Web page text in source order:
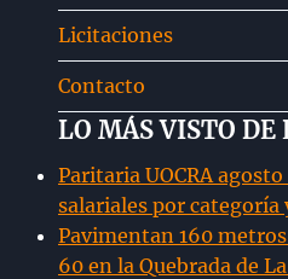
Licitaciones
Contacto
LO MÁS VISTO DE
Paritaria UOCRA
salariales por categoría
Pavimentan 160
60 en la Quebrada de